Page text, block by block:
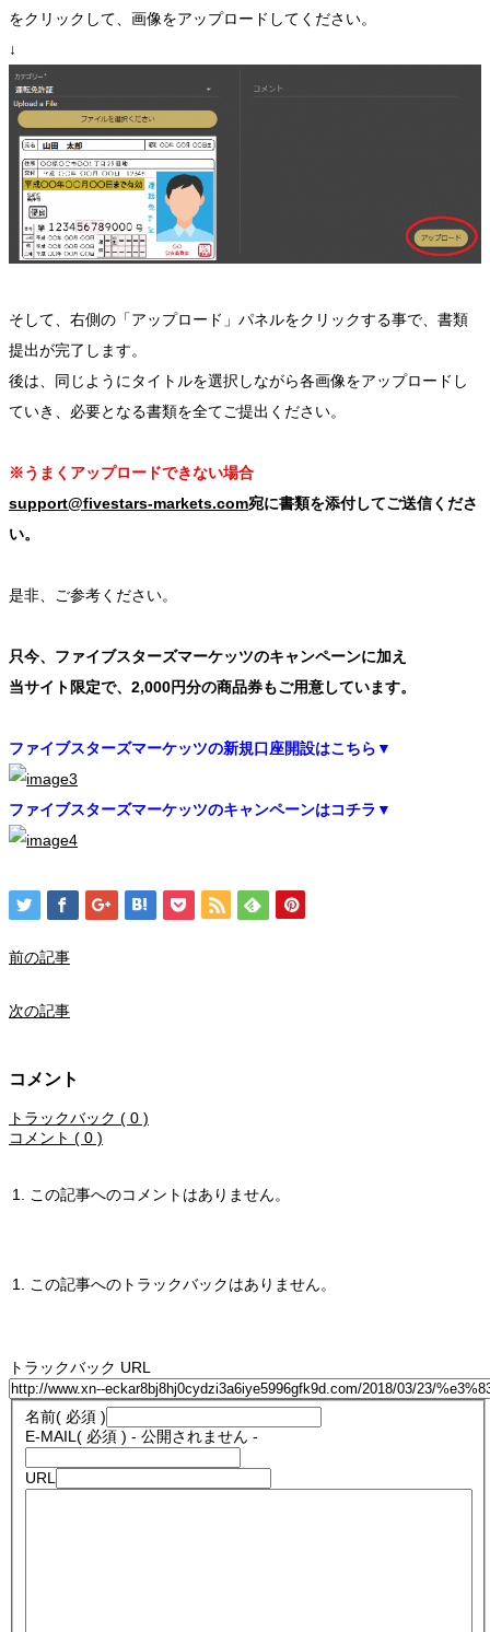
をクリックして、画像をアップロードしてください。
↓
そして、右側の「アップロード」パネルをクリックする事で、書類
提出が完了します。
後は、同じようにタイトルを選択しながら各画像をアップロードし
ていき、必要となる書類を全てご提出ください。
※うまくアップロードできない場合
support@fivestars-markets.com宛に書類を添付してご送信くださ
い。
是非、ご参考ください。
只今、ファイブスターズマーケッツのキャンペーンに加え
当サイト限定で、2,000円分の商品券もご用意しています。
ファイブスターズマーケッツの新規口座開設はこちら▼
ファイブスターズマーケッツのキャンペーンはコチラ▼
前の記事
次の記事
コメント
トラックバック ( 0 )
コメント ( 0 )
この記事へのコメントはありません。
この記事へのトラックバックはありません。
トラックバック URL
名前( 必須 )
E-MAIL ( 必須 ) - 公開されません -
URL